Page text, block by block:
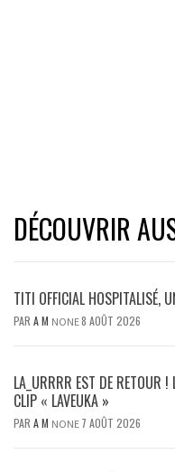
DÉCOUVRIR
TITI OFFICIAL HOSPITALISÉ,
PAR A M NONE8 AOÛT 2026
LA_URRRR EST DE RETOUR !
CLIP « LAVEUKA »
PAR A M NONE 7 AOÛT 2026